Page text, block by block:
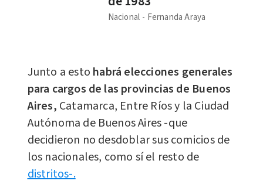
Nacional Fernanda Araya
Junto a esto habrá elecciones generales
para cargos de las provincias de Buenos
Aires, Catamarca, Entre Ríos y la Ciudad
Autónoma de Buenos Aires -que
decidieron no desdoblar sus comicios de
los nacionales, como sí el resto de
distritos-.